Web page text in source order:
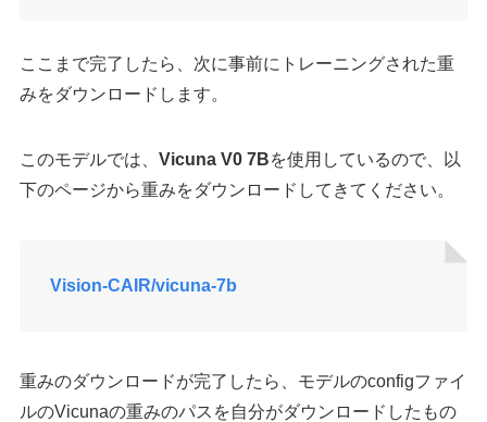
ここまで完了したら、次に事前にトレーニングされた重
みをダウンロードします。
このモデルでは、 Vicuna V0 7Bを使用しているので、以
下のページから重みをダウンロードしてきてください。
Vision-CAIR/vicuna-7b
重みのダウンロードが完了したら、モデルのconfigファイ
ルのVicunaの重みのパスを自分がダウンロードしたもの